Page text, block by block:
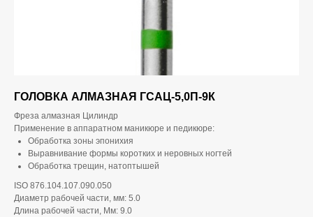
ГОЛОВКА АЛМАЗНАЯ ГСАЦ-5,0П-9К
Фреза алмазная Цилиндр
Применение в аппаратном маникюре и педикюре:
Обработка зоны эпонихия
Выравнивание формы коротких и неровных ногтей
Обработка трещин, натоптышей
ISO 876.104.107.090.050
Диаметр рабочей части, мм: 5.0
Длина рабочей части, Мм: 9.0